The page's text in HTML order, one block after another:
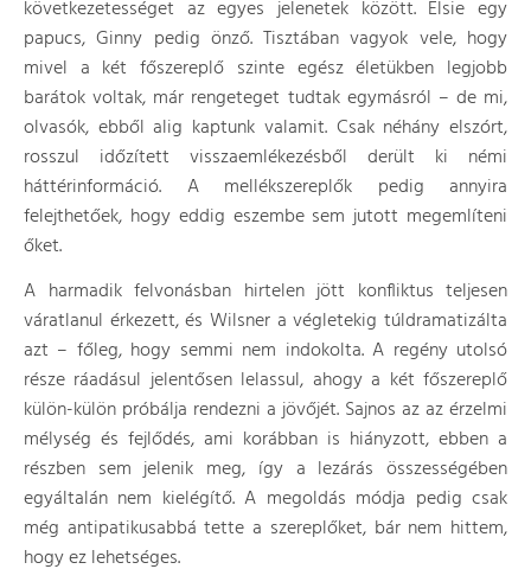
következetességet az egyes jelenetek között. Elsie egy
papucs, Ginny pedig önző. Tisztában vagyok vele, hogy
mivel a két főszereplő szinte egész életükben legjobb
barátok voltak, már rengeteget tudtak egymásról – de mi,
olvasók, ebből alig kaptunk valamit. Csak néhány elszórt,
rosszul időzített visszaemlékezésből derült ki némi
háttérinformáció. A mellékszereplők pedig annyira
felejthetőek, hogy eddig eszembe sem jutott megemlíteni
őket.
A harmadik felvonásban hirtelen jött konfliktus teljesen
váratlanul érkezett, és Wilsner a végletekig túldramatizálta
azt – főleg, hogy semmi nem indokolta. A regény utolsó
része ráadásul jelentősen lelassul, ahogy a két főszereplő
külön-külön próbálja rendezni a jövőjét. Sajnos az az érzelmi
mélység és fejlődés, ami korábban is hiányzott, ebben a
részben sem jelenik meg, így a lezárás összességében
egyáltalán nem kielégítő. A megoldás módja pedig csak
még antipatikusabbá tette a szereplőket, bár nem hittem,
hogy ez lehetséges.